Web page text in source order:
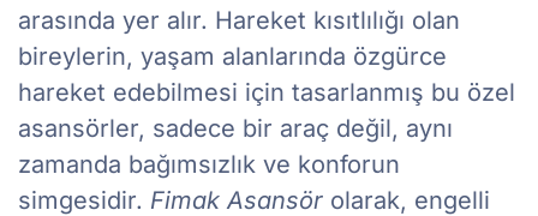
arasında yer alır. Hareket kısıtlılığı olan
bireylerin, yaşam alanlarında özgürce
hareket edebilmesi için tasarlanmış bu özel
asansörler, sadece bir araç değil, aynı
zamanda bağımsızlık ve konforun
simgesidir. Fimak Asansör olarak, engelli